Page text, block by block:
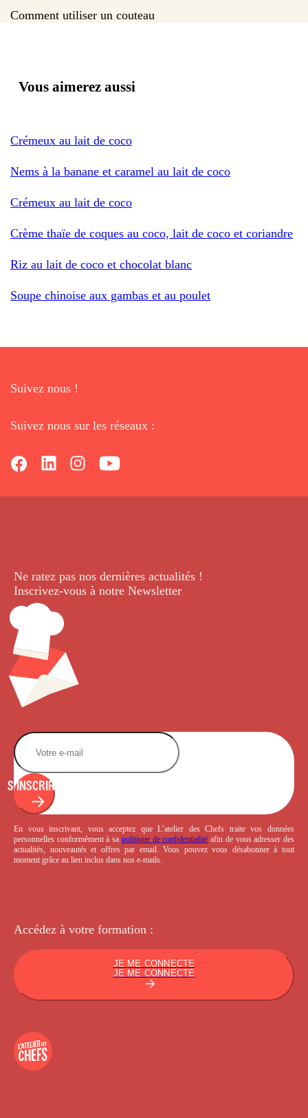
Comment utiliser un couteau
Vous aimerez aussi
Crémeux au lait de coco
Nems à la banane et caramel au lait de coco
Crémeux au lait de coco
Crème thaïe de coques au coco, lait de coco et coriandre
Riz au lait de coco et chocolat blanc
Soupe chinoise aux gambas et au poulet
Suivez nous !
Suivez nous sur les réseaux :
Ne ratez pas nos dernières actualités !
Inscrivez-vous à notre Newsletter.
S'INSCRIRE
En vous inscrivant, vous acceptez que L’atelier des Chefs traite vos données
personnelles conformément à sa politique de confidentialité afin de vous adresser des
actualités, nouveautés et offres par email. Vous pouvez vous désabonner à tout
moment grâce au lien inclus dans nos e-mails.
Accédez à votre formation :
JE ME CONNECTE
JE ME CONNECTE